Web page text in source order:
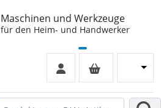
Maschinen und Werkzeuge
für den Heim- und Handwerker